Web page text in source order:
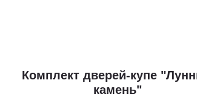
Комплект дверей-купе
камень"